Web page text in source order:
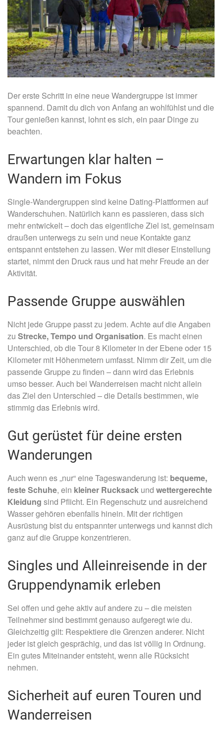
Der erste Schritt in eine neue Wandergruppe ist immer
spannend. Damit du dich von Anfang an wohlfühlst und die
Tour genießen kannst, lohnt es sich, ein paar Dinge zu
beachten.
Erwartungen klar halten –
Wandern im Fokus
Single-Wandergruppen sind keine Dating-Plattformen auf
Wanderschuhen. Natürlich kann es passieren, dass sich
mehr entwickelt – doch das eigentliche Ziel ist, gemeinsam
draußen unterwegs zu sein und neue Kontakte ganz
entspannt entstehen zu lassen. Wer mit dieser Einstellung
startet, nimmt den Druck raus und hat mehr Freude an der
Aktivität.
Passende Gruppe auswählen
Nicht jede Gruppe passt zu jedem. Achte auf die Angaben
zu Strecke, Tempo und Organisation. Es macht einen
Unterschied, ob die Tour 8 Kilometer in der Ebene oder 15
Kilometer mit Höhenmetern umfasst. Nimm dir Zeit, um die
passende Gruppe zu finden – dann wird das Erlebnis
umso besser. Auch bei Wanderreisen macht nicht allein
das Ziel den Unterschied – die Details bestimmen, wie
stimmig das Erlebnis wird.
Gut gerüstet für deine ersten
Wanderungen
Auch wenn es „nur“ eine Tageswanderung ist: bequeme,
feste Schuhe, ein kleiner Rucksack und wettergerechte
Kleidung sind Pflicht. Ein Regenschutz und ausreichend
Wasser gehören ebenfalls hinein. Mit der richtigen
Ausrüstung bist du entspannter unterwegs und kannst dich
ganz auf die Gruppe konzentrieren.
Singles und Alleinreisende in der
Gruppendynamik erleben
Sei offen und gehe aktiv auf andere zu – die meisten
Teilnehmer sind bestimmt genauso aufgeregt wie du.
Gleichzeitig gilt: Respektiere die Grenzen anderer. Nicht
jeder ist gleich gesprächig, und das ist völlig in Ordnung.
Ein gutes Miteinander entsteht, wenn alle Rücksicht
nehmen.
Sicherheit auf euren Touren und
Wanderreisen